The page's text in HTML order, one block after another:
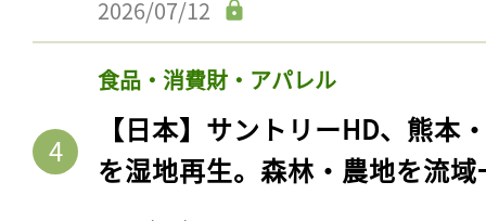
2026/07/12
食品・消費財・アパレル
【日本】サントリーHD、熊本
を湿地再生。森林・農地を流